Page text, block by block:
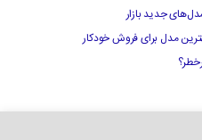
جدید بازار
مدل برای فروش خودکار